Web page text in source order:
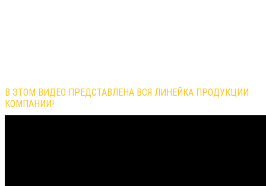
В ЭТОМ ВИДЕО ПРЕДСТАВЛЕНА ВСЯ ЛИНЕЙКА ПРОДУКЦИИ
КОМПАНИИ!